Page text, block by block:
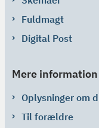
Fuldmagt
Digital Post
Mere information
Oplysninger om
Til forældre